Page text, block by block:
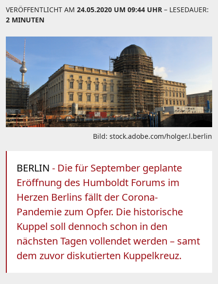
VERÖFFENTLICHT AM 24.05.2020 UM 09:44 UHR – LESEDAUER:
2 MINUTEN
Bild: stock.adobe.com/holger.l.berlin
BERLIN - Die für September geplante
Eröffnung des Humboldt Forums im
Herzen Berlins fällt der Corona-
Pandemie zum Opfer. Die historische
Kuppel soll dennoch schon in den
nächsten Tagen vollendet werden – samt
dem zuvor diskutierten Kuppelkreuz.